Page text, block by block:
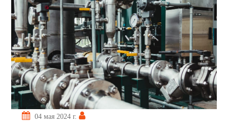
04 мая 2024 г.